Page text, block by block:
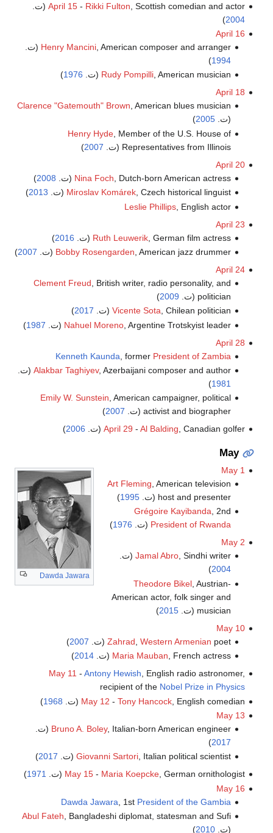
April 15- Rikki Fulton , Scottish comedian and actor (ت.
2004
)
April 16
Henry Mancini , American composer and arranger (ت.
1994
)
Rudy Pompilli, American musician (ت. 1976
)
April 18
Clarence "Gatemouth" Brown, American blues musician
(ت. 2005
)
Henry Hyde , Member of the U.S. House of
Representatives from Illinois (ت.
2007
)
April 20
Nina Foch , Dutch-born American actress (ت. 2008
)
Miroslav Komárek , Czech historical linguist (ت. 2013
)
Leslie Phillips , English actor
April 23
Ruth Leuwerik , German film actress (ت. 2016
)
Bobby Rosengarden , American jazz drummer (ت. 2007
)
April 24
Clement Freud , British writer, radio personality, and
politician (ت.
2009
)
Vicente Sota, Chilean politician (ت. 2017
)
Nahuel Moreno , Argentine Trotskyist leader (ت. 1987
)
April 28
Kenneth Kaunda , former President of Zambia
Alakbar Taghiyev, Azerbaijani composer and author (ت.
1981
)
Emily W. Sunstein, American campaigner, political
activist and biographer (ت.
2007
)
April 29 - Al Balding, Canadian golfer (ت. 2006
)
May
Dawda Jawara
May 1
Art Fleming , American television
host and presenter (ت.
1995
)
Grégoire Kayibanda, 2nd
President of Rwanda (ت. 1976
)
May 2
Jamal Abro, Sindhi writer (ت.
2004
)
Theodore Bikel , Austrian-
American actor, folk singer and
musician (ت.
2015
)
May 10
Zahrad ,Western Armenian poet (ت. 2007
)
Maria Mauban, French actress (ت. 2014
)
May 11 - Antony Hewish, English radio astronomer,
recipient of the Nobel Prize in Physics
May 12 - Tony Hancock, English comedian (ت. 1968
)
May 13
Bruno A. Boley, Italian-born American engineer (ت.
2017
)
Giovanni Sartori, Italian political scientist (ت. 2017
)
May 15- Maria Koepcke, German ornithologist (ت. 1971
)
May 16
Dawda Jawara , 1st President of the Gambia
Abul Fateh , Bangladeshi diplomat, statesman and Sufi
(ت. 2010
)